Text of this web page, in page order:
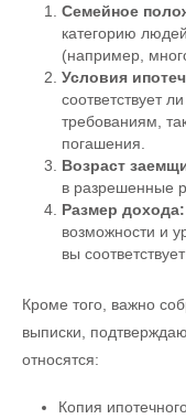
Семейное
категорию
(например,
Условия
соответствует
требованиям,
погашения.
Возраст
в разрешенные
Размер дохода:
возможности и
вы
Кроме того, важно
выписки,
относятся:
Копия